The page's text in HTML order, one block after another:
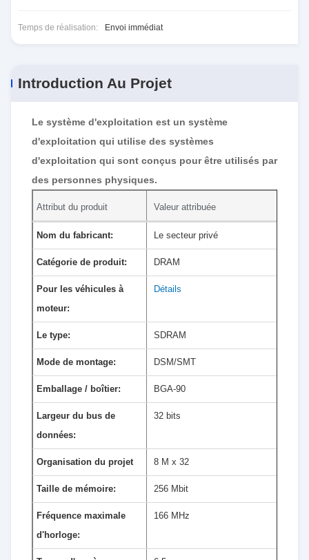
Temps de réalisation: Envoi immédiat
Introduction Au Projet
Le système d'exploitation est un système
d'exploitation qui utilise des systèmes
d'exploitation qui sont conçus pour être utilisés par
des personnes physiques.
Attribut du produit Valeur attribuée
Nom du fabricant: Le secteur privé
Catégorie de produit: DRAM
Pour les véhicules à
moteur:
Détails
Le type: SDRAM
Mode de montage: DSM/SMT
Emballage / boîtier: BGA-90
Largeur du bus de
données:
32 bits
Organisation du projet 8 M x 32
Taille de mémoire: 256 Mbit
Fréquence maximale
d'horloge:
166 MHz